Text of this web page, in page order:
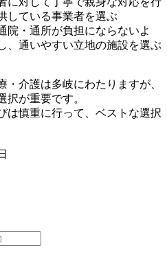
している事業者を選ぶ
院・通所が負担にならないよ
、通いやすい立地の施設を選ぶ
・介護は多岐にわたりますが、
択が重要です。
は慎重に行って、ベストな選択